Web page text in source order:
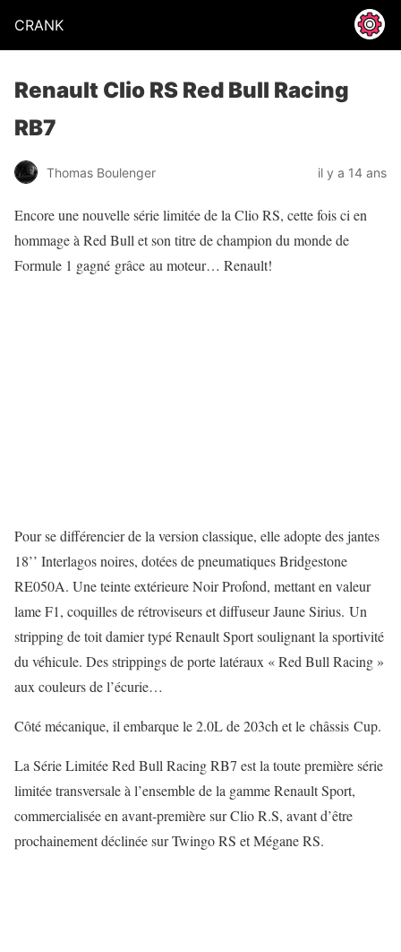
CRANK
Renault Clio RS Red Bull Racing
RB7
Thomas Boulenger il y a 14 ans
Encore une nouvelle série limitée de la Clio RS, cette fois ci en
hommage à Red Bull et son titre de champion du monde de
Formule 1 gagné grâce au moteur… Renault!
Pour se différencier de la version classique, elle adopte des jantes
18’’ Interlagos noires, dotées de pneumatiques Bridgestone
RE050A. Une teinte extérieure Noir Profond, mettant en valeur
lame F1, coquilles de rétroviseurs et diffuseur Jaune Sirius. Un
stripping de toit damier typé Renault Sport soulignant la sportivité
du véhicule. Des strippings de porte latéraux « Red Bull Racing »
aux couleurs de l’écurie…
Côté mécanique, il embarque le 2.0L de 203ch et le châssis Cup.
La Série Limitée Red Bull Racing RB7 est la toute première série
limitée transversale à l’ensemble de la gamme Renault Sport,
commercialisée en avant-première sur Clio R.S, avant d’être
prochainement déclinée sur Twingo RS et Mégane RS.